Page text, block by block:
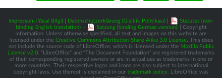
Impressum (Yasal Bilgi) Datenschutzerklärung (Gizlilik Politikası)
Statutes (non-
binding English translation) - Satzung (binding German version)
| Copyright
information: Unless otherwise specified, all text and images on this website are
licensed under the Creative Commons Attribution-Share Alike 3.0 License. This does
not include the source code of LibreOffice, which is licensed under the Mozilla Public
License v2.0 . “LibreOffice” and “The Document Foundation” are registered trademarks
of their corresponding registered owners or are in actual use as trademarks in one or
more countries. Their respective logos and icons are also subject to international
copyright laws. Use thereof is explained in our trademark policy. LibreOffice was